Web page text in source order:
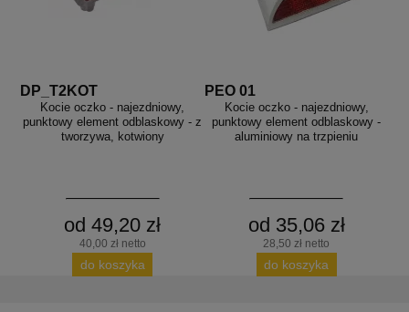
DP_T2KOT
Kocie oczko - najezdniowy,
punktowy element odblaskowy - z
tworzywa, kotwiony
od 49,20 zł
40,00 zł netto
do koszyka
PEO 01
Kocie oczko - najezdniowy,
punktowy element odblaskowy -
aluminiowy na trzpieniu
od 35,06 zł
28,50 zł netto
do koszyka